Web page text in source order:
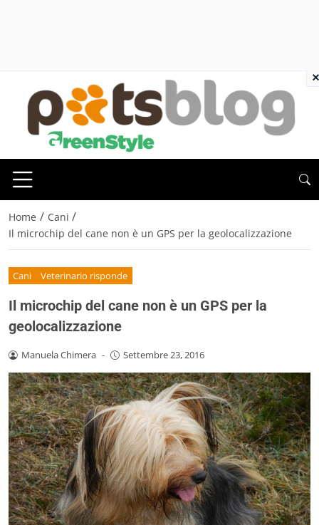
Home / Cani /
Il microchip del cane non è un GPS per la geolocalizzazione
Cani Veterinario risponde
Il microchip del cane non è un GPS per la
geolocalizzazione
Manuela Chimera - Settembre 23, 2016
×